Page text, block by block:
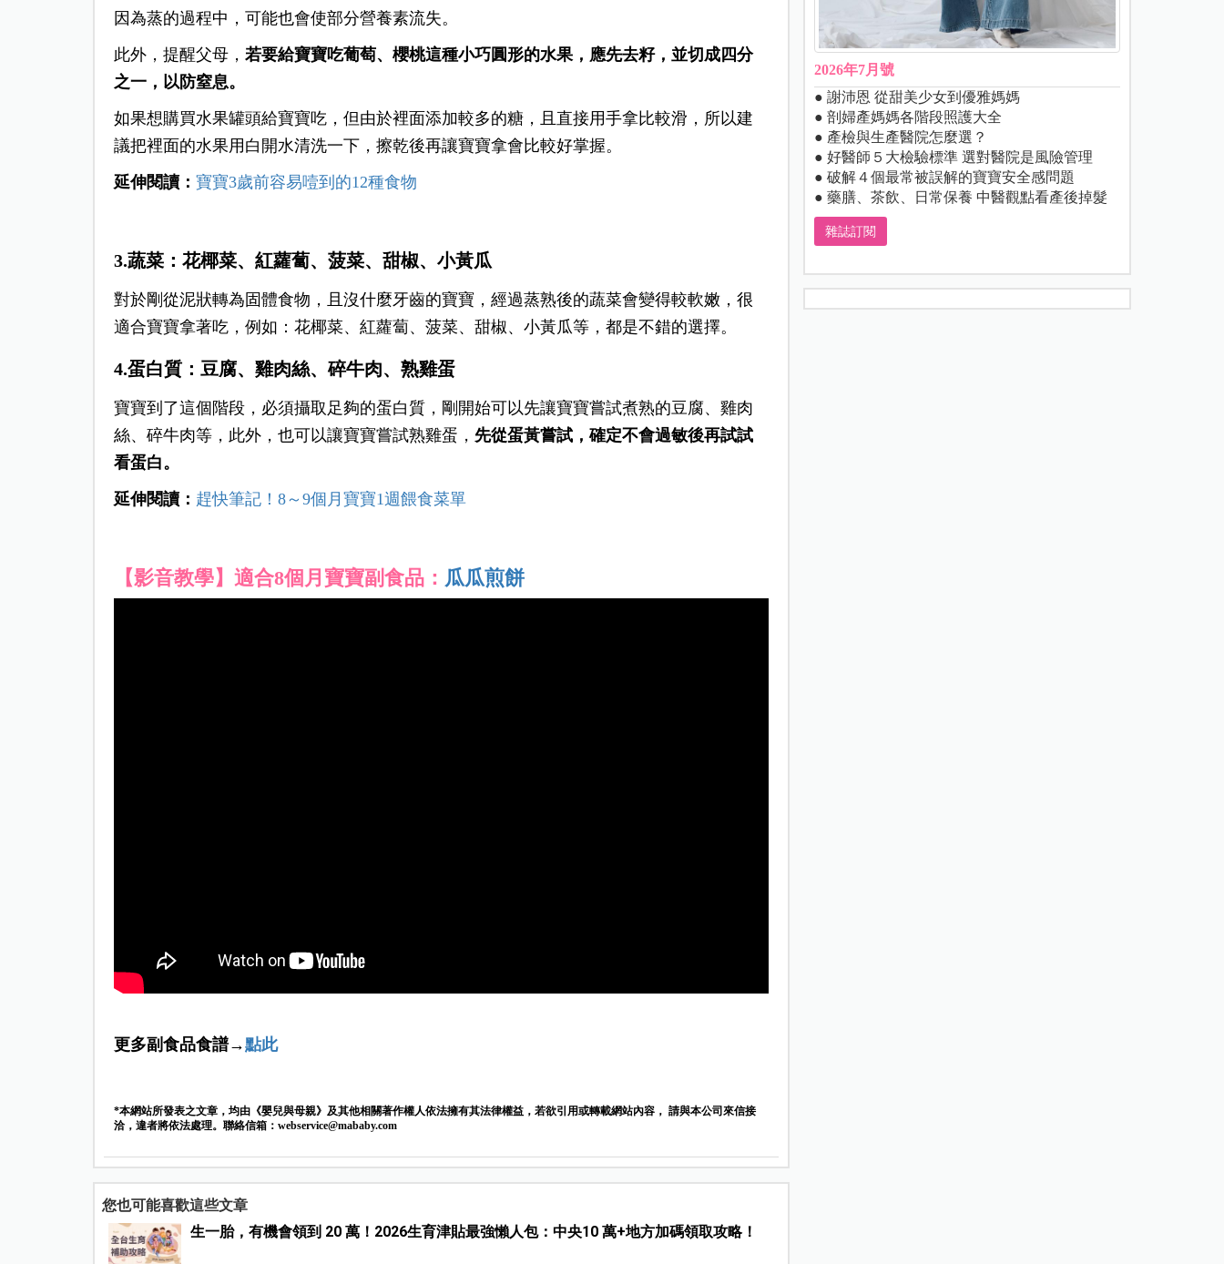
因為蒸的過程中，可能也會使部分營養素流失。
此外，提醒父母， 若要給寶寶吃葡萄、櫻桃這種小巧圓形的水果，應先去籽，並切成四分
之一，以防窒息。
如果想購買水果罐頭給寶寶吃，但由於裡面添加較多的糖，且直接用手拿比較滑，所以建
議把裡面的水果用白開水清洗一下，擦乾後再讓寶寶拿會比較好掌握。
延伸閱讀： 寶寶3歲前容易噎到的12種食物
3.蔬菜：花椰菜、紅蘿蔔、菠菜、甜椒、小黃瓜
對於剛從泥狀轉為固體食物，且沒什麼牙齒的寶寶，經過蒸熟後的蔬菜會變得較軟嫩，很
適合寶寶拿著吃，例如：花椰菜、紅蘿蔔、菠菜、甜椒、小黃瓜等，都是不錯的選擇。
4.蛋白質：豆腐、雞肉絲、碎牛肉、熟雞蛋
寶寶到了這個階段，必須攝取足夠的蛋白質，剛開始可以先讓寶寶嘗試煮熟的豆腐、雞肉
絲、碎牛肉等，此外，也可以讓寶寶嘗試熟雞蛋， 先從蛋黃嘗試，確定不會過敏後再試試
看蛋白。
延伸閱讀： 趕快筆記！8～9個月寶寶1週餵食菜單
【影音教學】適合8個月寶寶副食品： 瓜瓜煎餅
更多副食品食譜→點此
*本網站所發表之文章，均由《嬰兒與母親》及其他相關著作權人依法擁有其法律權益，若欲引用或轉載網站內容， 請與本公司來信接
洽，違者將依法處理。聯絡信箱： webservice@mababy.com
您也可能喜歡這些文章
生一胎，有機會領到 20 萬！2026生育津貼最強懶人包：中央10 萬+地方加碼領取攻略！
2026年7月號
● 謝沛恩 從甜美少女到優雅媽媽
● 剖婦產媽媽各階段照護大全
● 產檢與生產醫院怎麼選？
● 好醫師５大檢驗標準 選對醫院是風險管理
● 破解４個最常被誤解的寶寶安全感問題
● 藥膳、茶飲、日常保養 中醫觀點看產後掉髮
雜誌訂閱